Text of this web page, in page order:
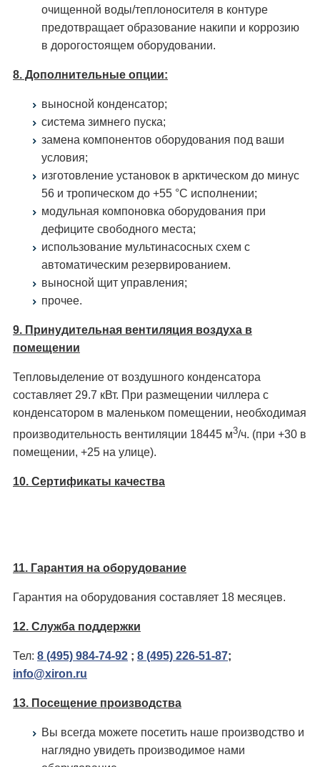
очищенной воды/теплоносителя в контуре
предотвращает образование накипи и коррозию
в дорогостоящем оборудовании.
8. Дополнительные опции:
выносной конденсатор;
система зимнего пуска;
замена компонентов оборудования под ваши
условия;
изготовление установок в арктическом до минус
56 и тропическом до +55 °С исполнении;
модульная компоновка оборудования при
дефиците свободного места;
использование мультинасосных схем с
автоматическим резервированием.
выносной щит управления;
прочее.
9. Принудительная вентиляция воздуха в
помещении
Тепловыделение от воздушного конденсатора
составляет 29.7 кВт. При размещении чиллера с
конденсатором в маленьком помещении, необходимая
производительность вентиляции 18445 м3/ч. (при +30 в
помещении, +25 на улице).
10. Сертификаты качества
11. Гарантия на оборудование
Гарантия на оборудования составляет 18 месяцев.
12. Служба поддержки
Тел: 8 (495) 984-74-92 ; 8 (495) 226-51-87;
info@xiron.ru
13. Посещение производства
Вы всегда можете посетить наше производство и
наглядно увидеть производимое нами